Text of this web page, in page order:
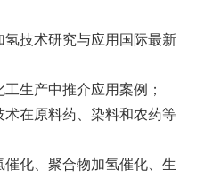
技术研究与应用国际最新
生产中推介应用案例；
在原料药、染料和农药等
化、聚合物加氢催化、生